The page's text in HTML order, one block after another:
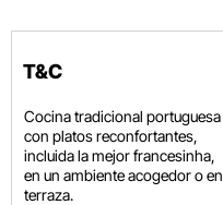
T&C
Cocina tradicional portuguesa
con platos reconfortantes,
incluida la mejor francesinha,
en un ambiente acogedor o en
terraza.